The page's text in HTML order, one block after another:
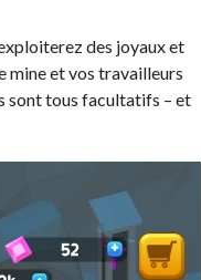
des joyaux et
mine et vos travailleurs
sont tous facultatifs – et